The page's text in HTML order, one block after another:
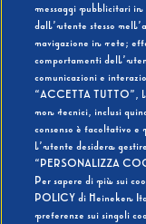
BEVI
messaggi pubblicitari
dall’utente stesso
navigazione in rete;
comportamenti
comunicazioni e
“ACCETTA TUTTO”,
non tecnici, inclusi
consenso è facoltativo
l’utente desidera
“PERSONALIZZA
Per sapere di più sui
POLICY di Heineken
preferenze sui singoli